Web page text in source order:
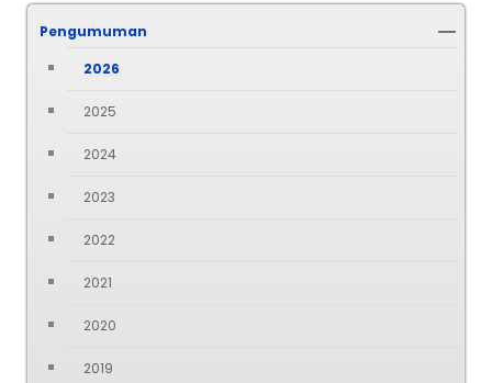
Pengumuman
2026
2025
2024
2023
2022
2021
2020
2019